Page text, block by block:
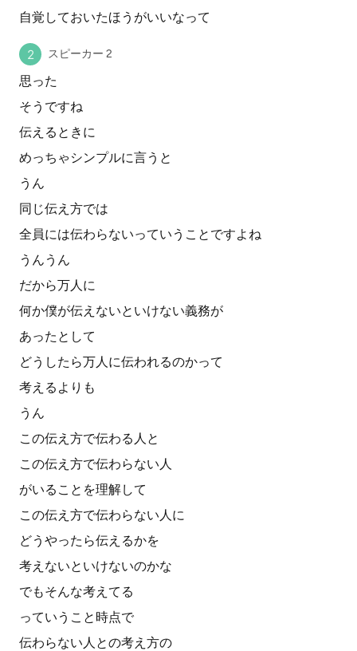
自覚しておいたほうがいいなって
スピーカー 2
思った
そうですね
伝えるときに
めっちゃシンプルに言うと
うん
同じ伝え方では
全員には伝わらないっていうことですよね
うんうん
だから万人に
何か僕が伝えないといけない義務が
あったとして
どうしたら万人に伝われるのかって
考えるよりも
うん
この伝え方で伝わる人と
この伝え方で伝わらない人
がいることを理解して
この伝え方で伝わらない人に
どうやったら伝えるかを
考えないといけないのかな
でもそんな考えてる
っていうこと時点で
伝わらない人との考え方の